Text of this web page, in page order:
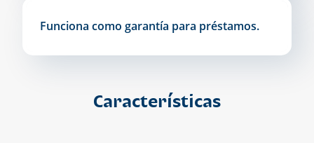
Funciona como garantía para préstamos.
Características